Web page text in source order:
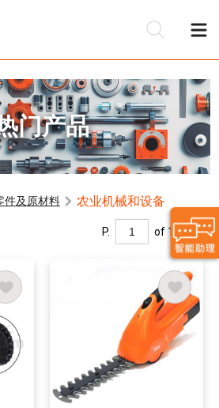
门产品
件及原材料 农业机械和设备
P. of 1